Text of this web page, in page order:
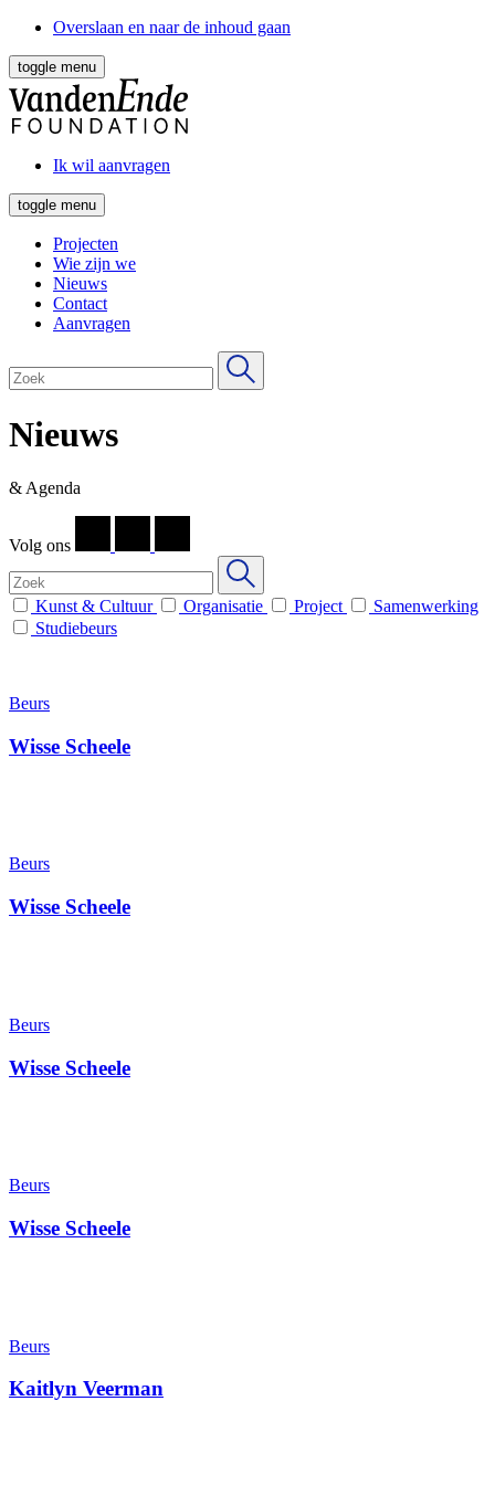
Overslaan en naar de inhoud gaan
toggle menu
Ik wil aanvragen
toggle menu
Projecten
Wie zijn we
Nieuws
Contact
Aanvragen
Nieuws
& Agenda
Volg ons
Kunst & Cultuur Organisatie Project
Samenwerking
Studiebeurs
Beurs
Wisse Scheele
Beurs
Wisse Scheele
Beurs
Wisse Scheele
Beurs
Wisse Scheele
Beurs
Kaitlyn Veerman